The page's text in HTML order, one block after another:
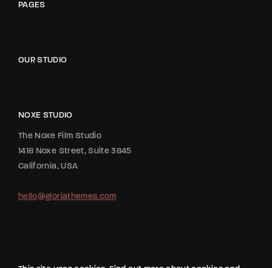
PAGES
OUR STUDIO
NOXE STUDIO
The Noxe Film Studio
1418 Noxe Street, Suite 3845
California, USA
hello@gloriathemes.com